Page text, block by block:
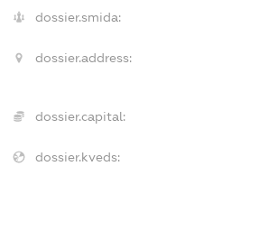
dossier.smida:
dossier.address:
dossier.capital:
dossier.kveds: